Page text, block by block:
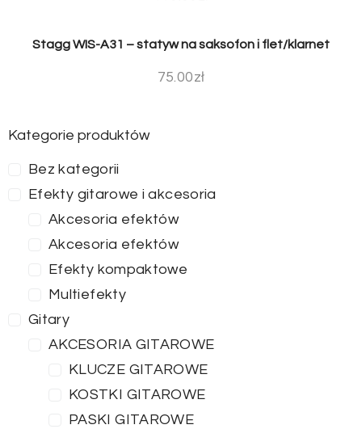
Kategorie produktów
Bez kategorii
Efekty gitarowe i akcesoria
Akcesoria efektów
Akcesoria efektów
Efekty kompaktowe
Multiefekty
Gitary
AKCESORIA GITAROWE
KLUCZE GITAROWE
KOSTKI GITAROWE
PASKI GITAROWE
Stagg WIS-A31 – statyw na saksofon i flet/klarnet
75.00zł